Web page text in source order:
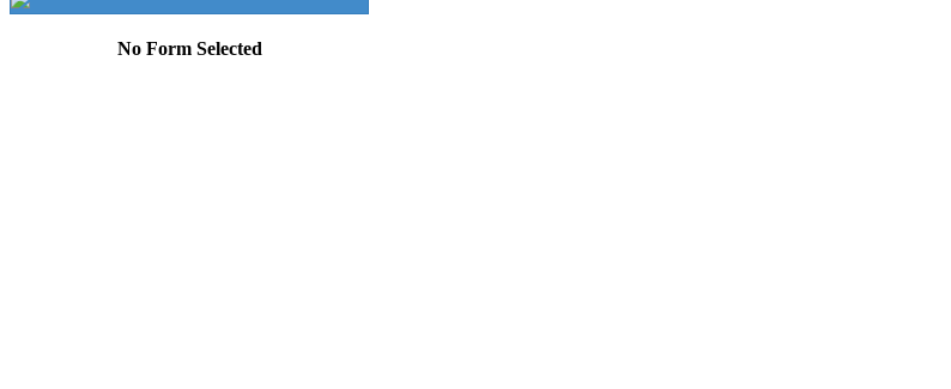
No Form Selected